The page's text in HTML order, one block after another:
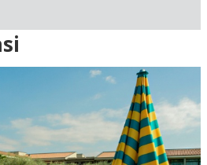
är ledig (bokning går att
möjligen ledig (kan bokas mot
med definitiv